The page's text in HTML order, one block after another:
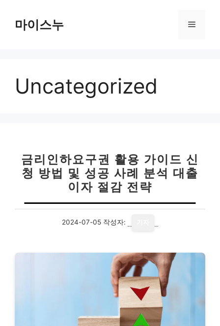
마이스누 메
Uncategorized
금리인하요구권 활용 가이드 신
청 방법 및 성공 사례 분석 대출
이자 절감 전략
2024-07-05 작성자: